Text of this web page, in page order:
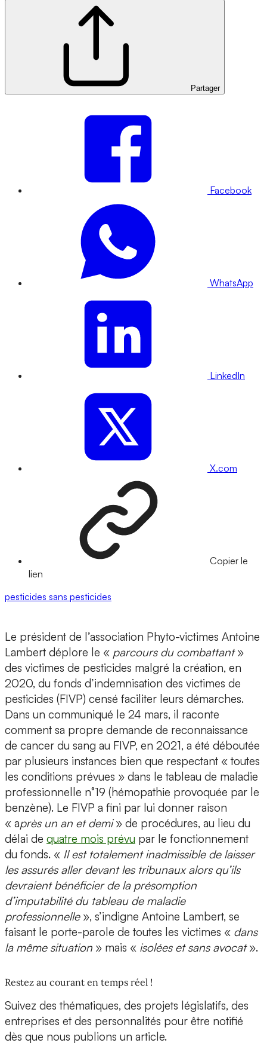
Partager
Facebook
WhatsApp
LinkedIn
X.com
Copier le
lien
pesticides sans pesticides
Le président de l’association Phyto-victimes Antoine
Lambert déplore le « parcours du combattant»
des victimes de pesticides malgré la création, en
2020, du fonds d’indemnisation des victimes de
pesticides (FIVP) censé faciliter leurs démarches.
Dans un communiqué le 24 mars, il raconte
comment sa propre demande de reconnaissance
de cancer du sang au FIVP, en 2021, a été déboutée
par plusieurs instances bien que respectant « toutes
les conditions prévues » dans le tableau de maladie
professionnelle n°19 (hémopathie provoquée par le
benzène). Le FIVP a fini par lui donner raison
« après un an et demi» de procédures, au lieu du
délai de quatre mois prévu par le fonctionnement
du fonds. « Il est totalement inadmissible de laisser
les assurés aller devant les tribunaux alors qu’ils
devraient bénéficier de la présomption
d’imputabilité du tableau de maladie
professionnelle », s’indigne Antoine Lambert, se
faisant le porte-parole de toutes les victimes « dans
la même situation » mais « isolées et sans avocat».
Restez au courant en temps réel !
Suivez des thématiques, des projets législatifs, des
entreprises et des personnalités pour être notifié
dès que nous publions un article.